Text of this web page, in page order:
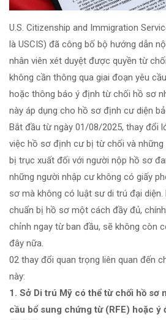
U.S. Citizenship and Immigration
là USCIS) đã công bố bộ hướng dẫn
nhân viên xét duyệt được quyền từ
không cần thông qua giai đoạn yêu
hoặc thông báo ý định từ chối hồ sơ
này áp dụng cho hồ sơ định cư diện
Bắt đầu từ ngày 01/08/2025, thay đổi
việc hồ sơ định cư bị từ chối và những
bị trục xuất đối với người nộp hồ sơ
những người nhập cư không có giấy
sơ mà không có luật sư di trú đại
chuẩn bị hồ sơ một cách đầy đủ,
chỉnh ngay từ ban đầu, sẽ không còn
đây nữa.
02 thay đổi quan trọng liên quan đến
này:
1. Sở Di trú Mỹ có thể từ chối hồ sơ
cầu bổ sung chứng từ (RFE) hoặc ý